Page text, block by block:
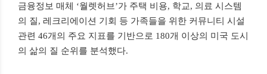
금융정보 매체 ‘월렛허브’가 주택 비용, 학교, 의료 시스템
의 질, 레크리에이션 기회 등 가족들을 위한 커뮤니티 시설
관련 46개의 주요 지표를 기반으로 180개 이상의 미국 도시
의 삶의 질 순위를 분석했다.